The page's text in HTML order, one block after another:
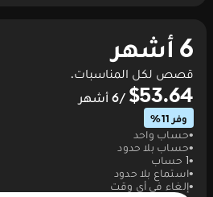
6 أشهر
قصص لكل المناسبات.
$53.64 /6 أشهر
وفر 11%
حساب واحد
حساب بلا حدود
1 حساب
استماع بلا حدود
إلغاء في أي وقت